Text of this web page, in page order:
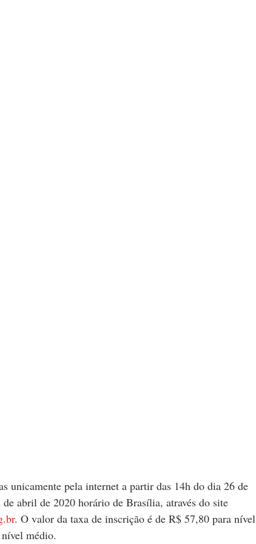
unicamente pela internet a partir das 14h do dia 26 de
abril de 2020 horário de Brasília, através do site
. O valor da taxa de inscrição é de R$ 57,80 para nível
médio.